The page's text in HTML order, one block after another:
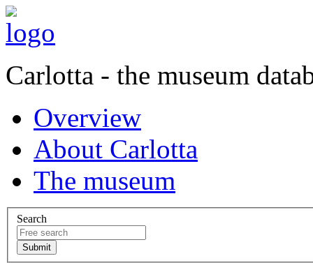
Carlotta - the museum
Overview
About Carlotta
The museum
Search